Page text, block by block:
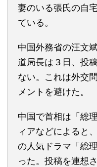
妻のいる張氏の自
ている。
中国外務省の汪文
道局長は３日、投
ない。これは外交
メントを避けた。
中国で首相は「総
ィアなどによると
の人気ドラマ「総
った。投稿を連想